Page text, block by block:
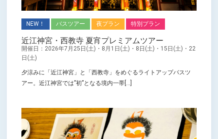
NEW！ バスツアー 夜プラン 特別プラン
近江神宮・西教寺 夏宵プレミアムツアー
開催日：2026年7月25日(土)・8月1日(土)・8日(土)・15日(土)・22
日(土)
夕涼みに「近江神宮」と「西教寺」をめぐるライトアップバスツ
アー。近江神宮では”初”となる境内一帯[...]